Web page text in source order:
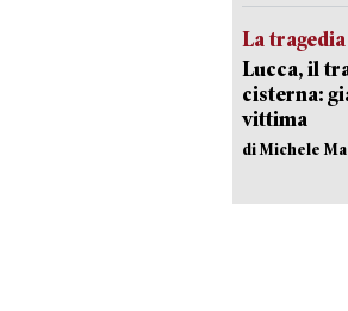
La tragedia
Lucca, il
cisterna:
vittima
di Michele